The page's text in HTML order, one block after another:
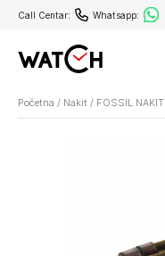
Call Centar: Whatsapp:
Početna / Nakit / FOSSIL NAKIT